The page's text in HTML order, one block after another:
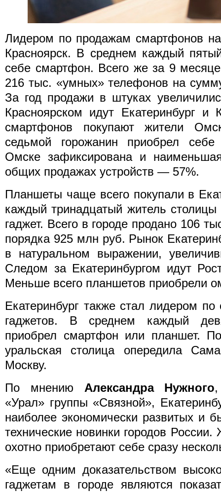
Лидером по продажам смартфонов
Красноярск. В среднем каждый
себе смартфон. Всего же за 9
216 тыс. «умных» телефонов на
За год продажи в штуках
Красноярском идут Екатеринбург и
смартфонов покупают жители
седьмой горожанин приобрел
Омске зафиксирована и
общих продажах устройств — 57%.
Планшеты чаще всего покупали в
каждый тринадцатый житель столицы
гаджет. Всего в городе продано 106
порядка 925 млн руб. Рынок
в натуральном выражении,
Следом за Екатеринбургом идут
Меньше всего планшетов приобрели
Екатеринбург также стал лидером
гаджетов. В среднем каждый
приобрел смартфон или планшет.
уральская столица опередила
Москву.
По мнению Александра Нужного
«Урал» группы «Связной»,
наиболее экономически развитых и
технические новинки городов
охотно приобретают себе сразу
«Еще одним доказательством
гаджетам в городе являются